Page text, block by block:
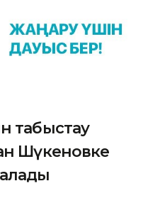
табыстау
Шүкеновке